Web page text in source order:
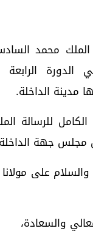
محمد
الدورة
مدينة الداخلة.
للرسالة
مجلس جهة
والسلام على
والسعادة،